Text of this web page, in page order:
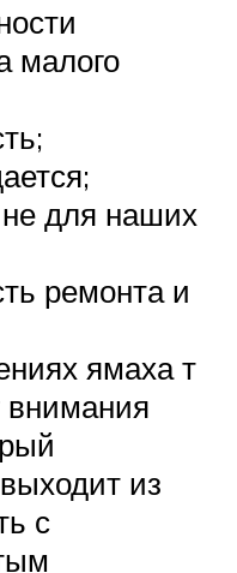
малого
не для наших
ремонта и
ямаха т
внимания
из
с